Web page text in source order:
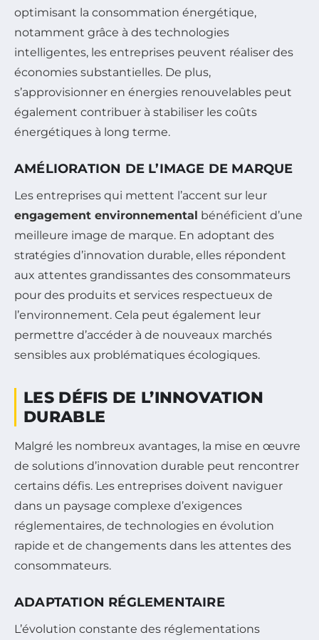
optimisant la consommation énergétique,
notamment grâce à des technologies
intelligentes, les entreprises peuvent réaliser des
économies substantielles. De plus,
s’approvisionner en énergies renouvelables peut
également contribuer à stabiliser les coûts
énergétiques à long terme.
AMÉLIORATION DE L’IMAGE DE MARQUE
Les entreprises qui mettent l’accent sur leur
engagement environnemental bénéficient d’une
meilleure image de marque. En adoptant des
stratégies d’innovation durable, elles répondent
aux attentes grandissantes des consommateurs
pour des produits et services respectueux de
l’environnement. Cela peut également leur
permettre d’accéder à de nouveaux marchés
sensibles aux problématiques écologiques.
LES DÉFIS DE L’INNOVATION
DURABLE
Malgré les nombreux avantages, la mise en œuvre
de solutions d’innovation durable peut rencontrer
certains défis. Les entreprises doivent naviguer
dans un paysage complexe d’exigences
réglementaires, de technologies en évolution
rapide et de changements dans les attentes des
consommateurs.
ADAPTATION RÉGLEMENTAIRE
L’évolution constante des réglementations